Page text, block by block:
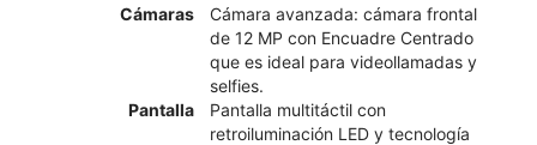
Cámaras
Cámara avanzada: cámara frontal
de 12 MP con Encuadre Centrado
que es ideal para videollamadas y
selfies.
Pantalla
Pantalla multitáctil con
retroiluminación LED y tecnología